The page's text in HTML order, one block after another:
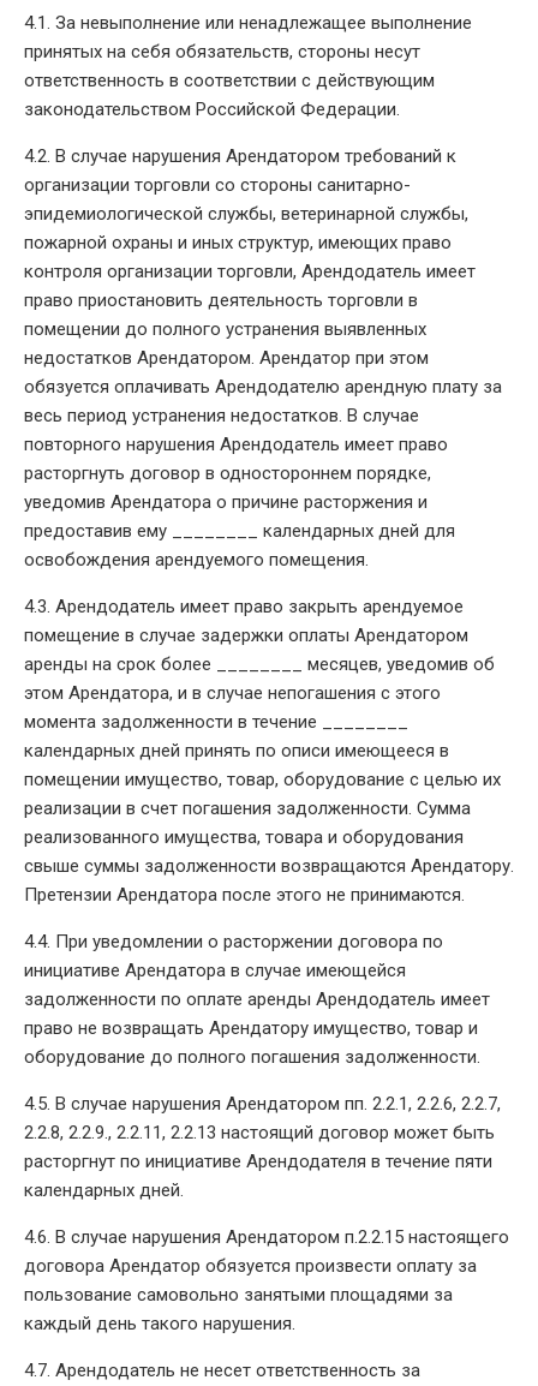
4.1. За невыполнение или ненадлежащее выполнение
принятых на себя обязательств, стороны несут
ответственность в соответствии с действующим
законодательством Российской Федерации.
4.2. В случае нарушения Арендатором требований к
организации торговли со стороны санитарно-
эпидемиологической службы, ветеринарной службы,
пожарной охраны и иных структур, имеющих право
контроля организации торговли, Арендодатель имеет
право приостановить деятельность торговли в
помещении до полного устранения выявленных
недостатков Арендатором. Арендатор при этом
обязуется оплачивать Арендодателю арендную плату за
весь период устранения недостатков. В случае
повторного нарушения Арендодатель имеет право
расторгнуть договор в одностороннем порядке,
уведомив Арендатора о причине расторжения и
предоставив ему ________ календарных дней для
освобождения арендуемого помещения.
4.3. Арендодатель имеет право закрыть арендуемое
помещение в случае задержки оплаты Арендатором
аренды на срок более ________ месяцев, уведомив об
этом Арендатора, и в случае непогашения с этого
момента задолженности в течение ________
календарных дней принять по описи имеющееся в
помещении имущество, товар, оборудование с целью их
реализации в счет погашения задолженности. Сумма
реализованного имущества, товара и оборудования
свыше суммы задолженности возвращаются Арендатору.
Претензии Арендатора после этого не принимаются.
4.4. При уведомлении о расторжении договора по
инициативе Арендатора в случае имеющейся
задолженности по оплате аренды Арендодатель имеет
право не возвращать Арендатору имущество, товар и
оборудование до полного погашения задолженности.
4.5. В случае нарушения Арендатором пп. 2.2.1, 2.2.6, 2.2.7,
2.2.8, 2.2.9., 2.2.11, 2.2.13 настоящий договор может быть
расторгнут по инициативе Арендодателя в течение пяти
календарных дней.
4.6. В случае нарушения Арендатором п.2.2.15 настоящего
договора Арендатор обязуется произвести оплату за
пользование самовольно занятыми площадями за
каждый день такого нарушения.
4.7. Арендодатель не несет ответственность за